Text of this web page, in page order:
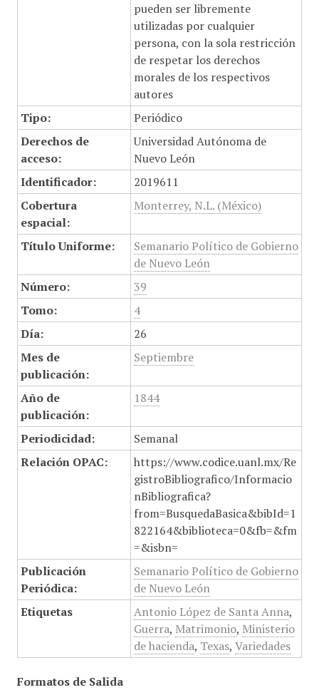
pueden ser libremente
utilizadas por cualquier
persona, con la sola restricción
de respetar los derechos
morales de los respectivos
autores
Tipo:
Periódico
Derechos de
acceso:
Universidad Autónoma de
Nuevo León
Identificador:
2019611
Cobertura
espacial:
Monterrey, N.L. (México)
Título Uniforme:
Semanario Político de Gobierno
de Nuevo León
Número:
39
Tomo:
4
Día:
26
Mes de
publicación:
Septiembre
Año de
publicación:
1844
Periodicidad:
Semanal
Relación OPAC:
https://www.codice.uanl.mx/Re
gistroBibliografico/Informacio
nBibliografica?
from=BusquedaBasica&bibId=1
822164&biblioteca=0&fb=&fm
=&isbn=
Publicación
Periódica:
Semanario Político de Gobierno
de Nuevo León
Etiquetas
Antonio López de Santa Anna,
Guerra, Matrimonio, Ministerio
de hacienda, Texas, Variedades
Formatos de Salida